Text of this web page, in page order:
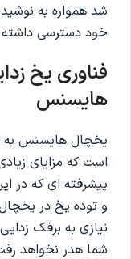
شد همواره به
خود دسترسی داشته
هایسنس
یخچال هایسنس
است که مزایای
پیشرفته ای که در
و توده یخ در
نیازی به برفک
شما هدر نخواهد